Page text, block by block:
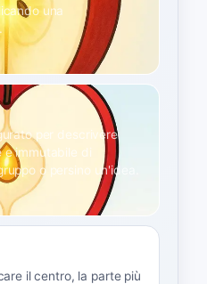
una
per descrivere
e immutabile di
o persino un'idea.
il centro, la parte più